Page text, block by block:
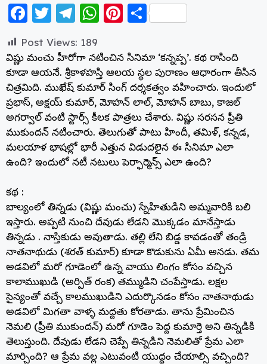
F
c
e
b
o
o
k
T
w
itt
er
T
e
g
ra
m
W
a
ts
A
p
p
Pi
er
e
st
S
a
re
Post Views: 189
విష్ణు మంచు హీరోగా నటించిన సినిమా ‘కన్నప్ప’. కథ రాసింది
కూడా ఆయనే. శ్రీకాళహస్తి ఆలయ స్థల పురాణం ఆధారంగా తీసిన
చిత్రమిది. ముఖేష్ కుమార్ సింగ్ దర్శకత్వం వహించారు. ఇందులో
ప్రభాస్, అక్షయ్ కుమార్, మోహన్ లాల్, మోహన్ బాబు, కాజల్
అగర్వాల్ వంటి స్టార్స్ కీలక పాత్రలు చేశారు. విష్ణు సరసన ప్రీతి
ముకుందన్ నటించారు. తెలుగుతో పాటు హిందీ, తమిళ్, కన్నడ,
మలయాళ భాషల్లో భారీ ఎత్తున విడుదలైన ఈ సినిమా ఎలా
ఉంది? ఇందులో నటీ నటులు పెర్ఫార్మెన్స్ ఎలా ఉంది?
కథ :
బాల్యంలో తిన్నడు (విష్ణు మంచు) స్నేహితుడిని అమ్మవారికి బలి
ఇస్తారు. అప్పటి నుంచి దేవుడు లేడని మొక్కడం మానేస్తాడు
తిన్నడు . నాస్తికుడు అవుతాడు. తల్లి లేని బిడ్డ కావడంతో తండ్రి
నాతనాథుడు (శరత్ కుమార్) కూడా కొడుకును ఏమీ అనడు. తమ
అడవిలో మరో గూడెంలో ఉన్న వాయు లింగం కోసం వచ్చిన
కాలాముఖుడి (అర్పిత్ రంక) తమ్ముడిని చంపేస్తాడు. లక్షల
సైన్యంతో వచ్చే కాలముఖుడిని ఎదుర్కొనడం కోసం నాతనాథుడు
అడవిలో మిగతా వాళ్ళ మద్దతు కోరతాడు. తాను ప్రేమించిన
నెమలి (ప్రీతి ముకుందన్) మరో గూడెం పెద్ద కుమార్తె అని తిన్నడికి
తెలుస్తుంది. దేవుడు లేడని చెప్పే తిన్నడిని నెమలితో ప్రేమ ఎలా
మార్చింది? ఆ ప్రేమ వల్ల ఎటువంటి యుద్ధం చేయాల్సి వచ్చింది?